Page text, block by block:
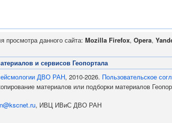
просмотра данного сайта: Mozilla Firefox, Opera,
и сервисов Геопортала
ДВО РАН, 2010-2026. Пользовательское
материалов или подборки материалов
, ИВЦ ИВиС ДВО РАН